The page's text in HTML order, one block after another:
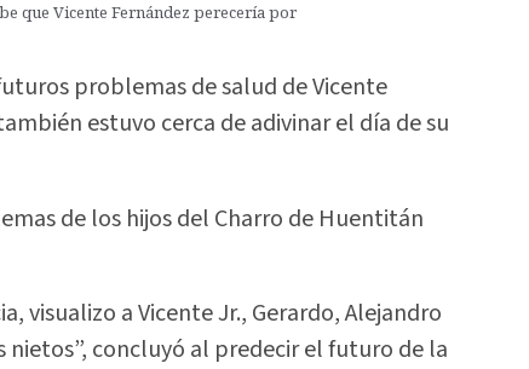
que Vicente Fernández perecería por
problemas de salud de Vicente
estuvo cerca de adivinar el día de su
de los hijos del Charro de Huentitán
visualizo a Vicente Jr., Gerardo, Alejandro
concluyó al predecir el futuro de la